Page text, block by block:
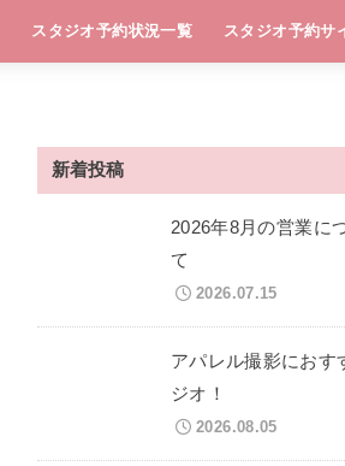
スタジオ予約状況一覧 スタジオ予約サ
新着投稿
2026年8月の営業に
て
2026.07.15
アパレル撮影におす
ジオ！
2026.08.05